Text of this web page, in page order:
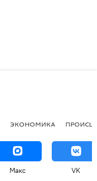
ЭКОНОМИКА
Макс VK